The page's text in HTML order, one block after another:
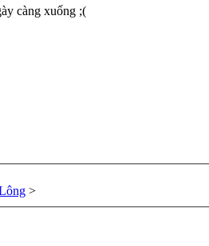
càng xuống ;(
>